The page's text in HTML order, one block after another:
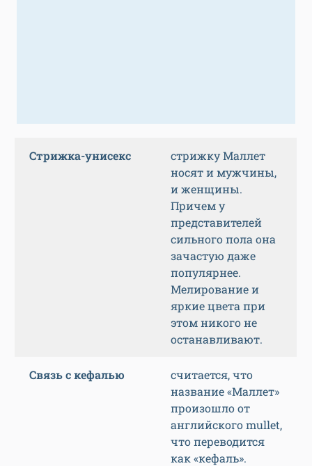
Стрижка-унисекс
стрижку Маллет
носят и мужчины,
и женщины.
Причем у
представителей
сильного пола она
зачастую даже
популярнее.
Мелирование и
яркие цвета при
этом никого не
останавливают.
Связь с кефалью
считается, что
название «Маллет»
произошло от
английского mullet,
что переводится
как «кефаль».